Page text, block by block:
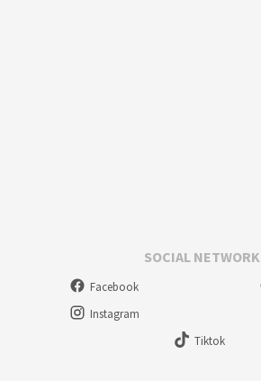
SOCIAL NETWORK
Facebook
Instagram
Tiktok